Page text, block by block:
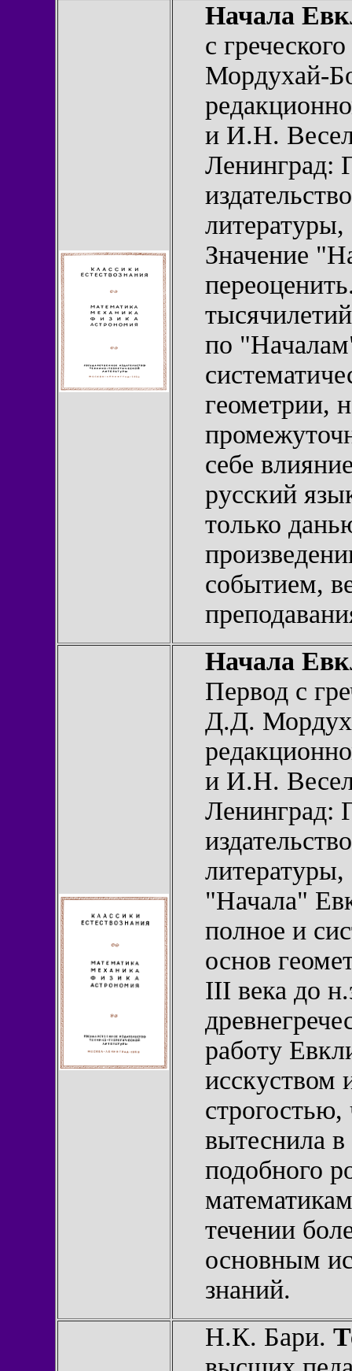
Начала
с
Мордухай-
и И.Н.
Ленинград:
литературы,
Значение
по
геометрии,
себе
русский
только
событием,
Начала
Первод с
Д.Д.
и И.Н.
Ленинград:
литературы,
"Начала"
полное и
основ
III века до
работу
исскуством
строгостью,
вытеснила в
подобного
течении
основным
знаний.
Н.К. Бари.